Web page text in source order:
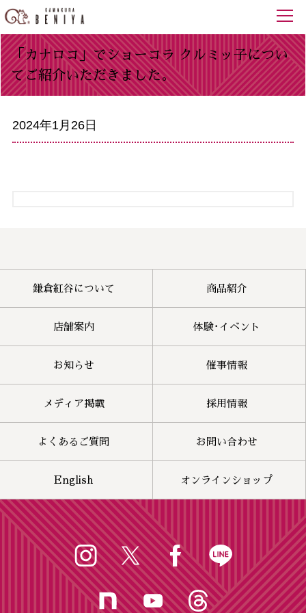
「カナロコ」でショーコラ クルミッ子につい
てご紹介いただきました。
2024年1月26日
鎌倉紅谷について 商品紹介
店舗案内 体験･イベント
お知らせ 催事情報
メディア掲載 採用情報
よくあるご質問 お問い合わせ
English オンラインショップ